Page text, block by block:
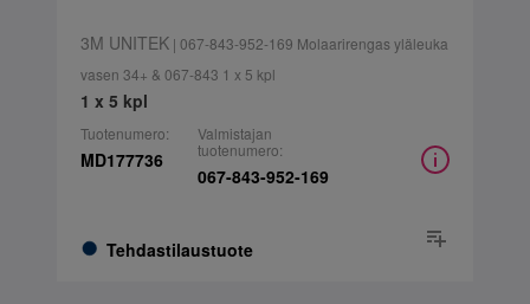
3M UNITEK| 067-843-952-169 Molaarirengas yläleuka
vasen 34+ & 067-843 1 x 5 kpl
1 x 5 kpl
Tuotenumero:
MD177736
Tehdastilaustuote
Valmistajan
tuotenumero:
067-843-952-169